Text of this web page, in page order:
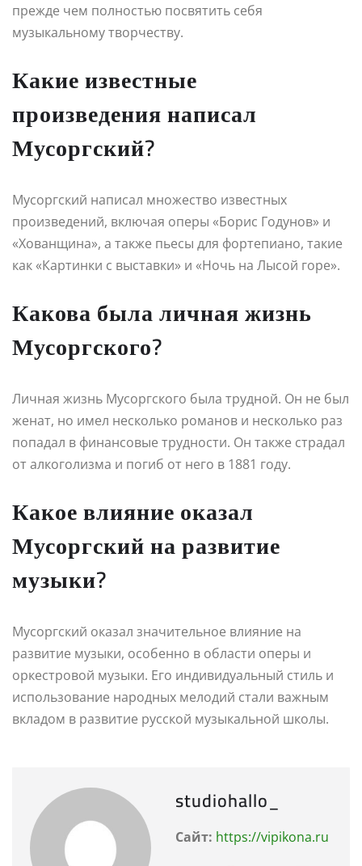
прежде чем полностью посвятить себя
музыкальному творчеству.
Какие известные
произведения написал
Мусоргский?
Мусоргский написал множество известных
произведений, включая оперы «Борис Годунов» и
«Хованщина», а также пьесы для фортепиано, такие
как «Картинки с выставки» и «Ночь на Лысой горе».
Какова была личная жизнь
Мусоргского?
Личная жизнь Мусоргского была трудной. Он не был
женат, но имел несколько романов и несколько раз
попадал в финансовые трудности. Он также страдал
от алкоголизма и погиб от него в 1881 году.
Какое влияние оказал
Мусоргский на развитие
музыки?
Мусоргский оказал значительное влияние на
развитие музыки, особенно в области оперы и
оркестровой музыки. Его индивидуальный стиль и
использование народных мелодий стали важным
вкладом в развитие русской музыкальной школы.
studiohallo_
Сайт: https://vipikona.ru